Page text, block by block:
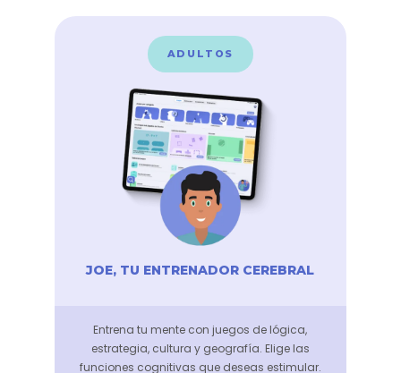
ADULTOS
JOE, TU ENTRENADOR CEREBRAL
Entrena tu mente con juegos de lógica,
estrategia, cultura y geografía. Elige las
funciones cognitivas que deseas estimular.